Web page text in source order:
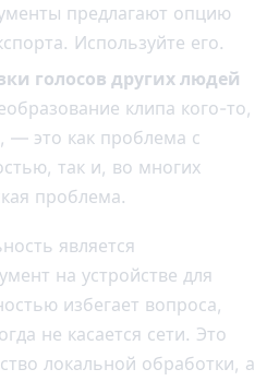
предлагают опцию
Используйте его.
голосов других людей
клипа кого-то,
— это как проблема с
так и, во многих
проблема.
является
на устройстве для
избегает вопроса,
не касается сети. Это
локальной обработки, а